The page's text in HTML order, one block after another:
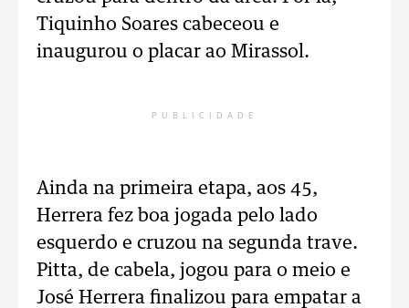
Tiquinho Soares cabeceou e
inaugurou o placar ao Mirassol.
PUBLICIDADE
Ainda na primeira etapa, aos 45,
Herrera fez boa jogada pelo lado
esquerdo e cruzou na segunda trave.
Pitta, de cabela, jogou para o meio e
José Herrera finalizou para empatar a